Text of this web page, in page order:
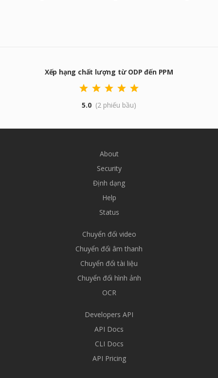
Xếp hạng chất lượng từ ODP đến PPM
5.0 (2 phiếu bầu)
About
Security
Định dạng
Help
Status
Chuyển đổi video
Chuyển đổi âm thanh
Chuyển đổi tài liệu
Chuyển đổi hình ảnh
OCR
Developers API
API Docs
CLI Docs
API Pricing